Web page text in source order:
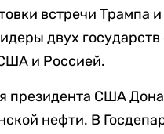
встречи Трампа
двух
и Россией.
президента США
нефти. В